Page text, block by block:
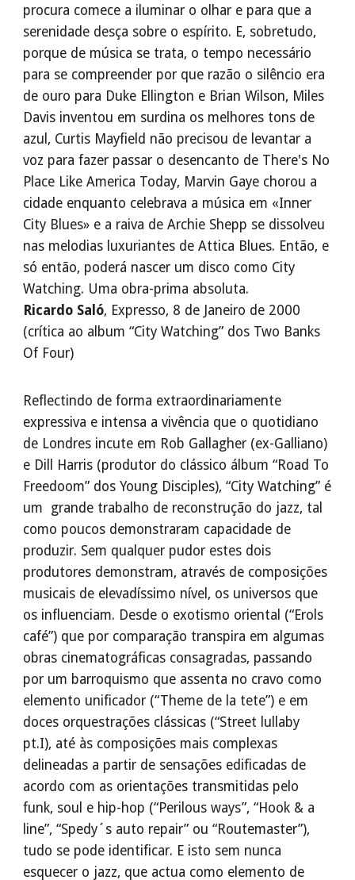
procura comece a iluminar o olhar e para que a
serenidade desça sobre o espírito. E, sobretudo,
porque de música se trata, o tempo necessário
para se compreender por que razão o silêncio era
de ouro para Duke Ellington e Brian Wilson, Miles
Davis inventou em surdina os melhores tons de
azul, Curtis Mayfield não precisou de levantar a
voz para fazer passar o desencanto de There's No
Place Like America Today, Marvin Gaye chorou a
cidade enquanto celebrava a música em «Inner
City Blues» e a raiva de Archie Shepp se dissolveu
nas melodias luxuriantes de Attica Blues. Então, e
só então, poderá nascer um disco como City
Watching. Uma obra-prima absoluta.
Ricardo Saló, Expresso, 8 de Janeiro de 2000
(crítica ao album “City Watching” dos Two Banks
Of Four)
Reflectindo de forma extraordinariamente
expressiva e intensa a vivência que o quotidiano
de Londres incute em Rob Gallagher (ex-Galliano)
e Dill Harris (produtor do clássico álbum “Road To
Freedoom” dos Young Disciples), “City Watching” é
um grande trabalho de reconstrução do jazz, tal
como poucos demonstraram capacidade de
produzir. Sem qualquer pudor estes dois
produtores demonstram, através de composições
musicais de elevadíssimo nível, os universos que
os influenciam. Desde o exotismo oriental (“Erols
café”) que por comparação transpira em algumas
obras cinematográficas consagradas, passando
por um barroquismo que assenta no cravo como
elemento unificador (“Theme de la tete”) e em
doces orquestrações clássicas (“Street lullaby
pt.I), até às composições mais complexas
delineadas a partir de sensações edificadas de
acordo com as orientações transmitidas pelo
funk, soul e hip-hop (“Perilous ways”, “Hook & a
line”, “Spedy´s auto repair” ou “Routemaster”),
tudo se pode identificar. E isto sem nunca
esquecer o jazz, que actua como elemento de